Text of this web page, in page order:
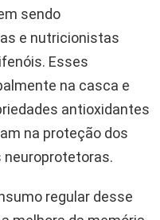
sendo
e nutricionistas
Esses
na casca e
antioxidantes
na proteção dos
neuroprotetoras.
regular desse